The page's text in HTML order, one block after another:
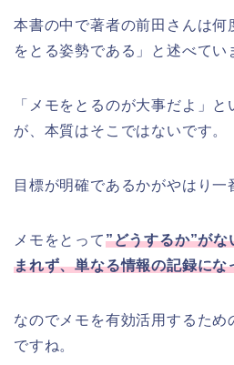
本書の中で著者の前田さんは何
をとる姿勢である」と述べてい
「メモをとるのが大事だよ」
が、本質はそこではないです。
目標が明確であるかがやはり一
メモをとって”どうするか”が
まれず、単なる情報の記録にな
なのでメモを有効活用するため
ですね。